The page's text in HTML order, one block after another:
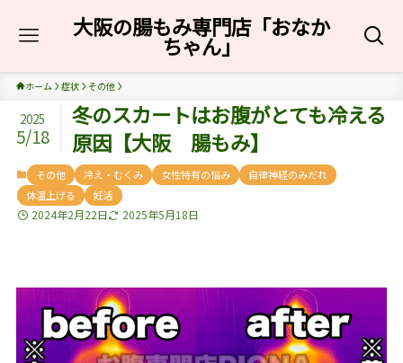
大阪の腸もみ専門店「おなか
ちゃん」
ホーム 症状 その他
冬のスカートはお腹がとても冷える
原因【大阪 腸もみ】
2025
5/18
その他 冷え・むくみ 女性特有の悩み
自律神経のみだれ
体温上げる
妊活
2024年2月22日 2025年5月18日